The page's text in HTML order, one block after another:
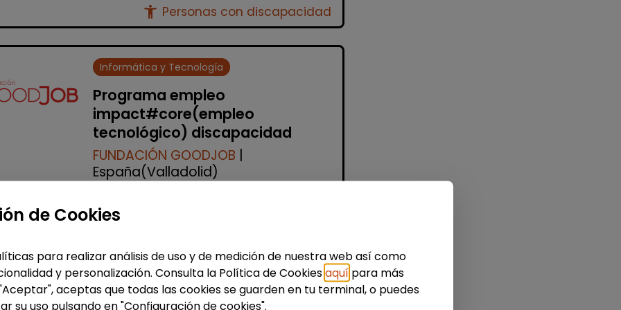
accessibility_new Personas con discapacidad
Informática y Tecnología
Programa empleo
impact#core(empleo
tecnológico) discapacidad
FUNDACIÓN GOODJOB |
España(Valladolid)
Fundación GoodJob! ¿Quieres dar el
Lanzamos la 10ª edici&...
% de respuesta: 93,75%
de Cookies
para realizar análisis de uso y de medición de nuestra web así como
y personalización. Consulta la Política de Cookiesaquí para más
aceptas que todas las cookies se guarden en tu terminal, o puedes
su uso pulsando en "Configuración de cookies".